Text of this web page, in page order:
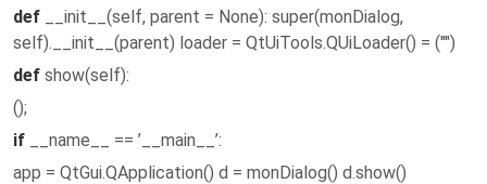
def __init__(self, parent = None): super(monDialog,
self).__init__(parent) loader = QtUiTools.QUiLoader() = ("")
def show(self):
();
if __name__ == ’__main__’:
app = QtGui.QApplication() d = monDialog() d.show()